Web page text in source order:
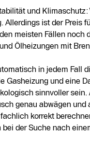
und Klimaschutz:
Allerdings ist der Preis
meisten Fällen noch
und Ölheizungen mit
in jedem Fall
Gasheizung und eine
sinnvoller sein.
genau abwägen und
korrekt
der Suche nach